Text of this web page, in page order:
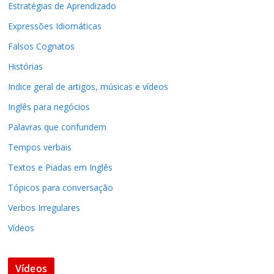
Estratégias de Aprendizado
Expressões Idiomáticas
Falsos Cognatos
Histórias
Indice geral de artigos, músicas e vídeos
Inglês para negócios
Palavras que confundem
Tempos verbais
Textos e Piadas em Inglês
Tópicos para conversação
Verbos Irregulares
Vídeos
Vídeos